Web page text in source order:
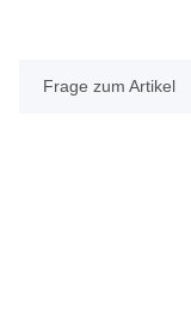
Frage zum Artikel